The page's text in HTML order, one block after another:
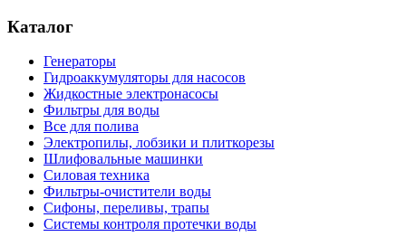
Каталог
Генераторы
Гидроаккумуляторы для насосов
Жидкостные электронасосы
Фильтры для воды
Все для полива
Электропилы, лобзики и плиткорезы
Шлифовальные машинки
Силовая техника
Фильтры-очистители воды
Сифоны, переливы, трапы
Системы контроля протечки воды